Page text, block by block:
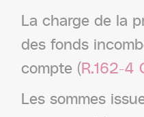
La charge de la
des fonds
compte (R.162-4
Les sommes